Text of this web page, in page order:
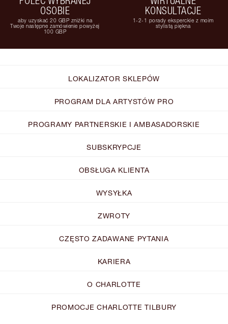
OSOBIE
aby uzyskać 20 GBP zniżki na
Twoje następne zamówienie powyżej
100 GBP
KONSULTACJE
1-2-1 porady eksperckie z moim
stylistą piękna
LOKALIZATOR SKLEPÓW
PROGRAM DLA ARTYSTÓW PRO
PROGRAMY PARTNERSKIE I AMBASADORSKIE
SUBSKRYPCJE
OBSŁUGA KLIENTA
WYSYŁKA
ZWROTY
CZĘSTO ZADAWANE PYTANIA
KARIERA
O CHARLOTTE
PROMOCJE CHARLOTTE TILBURY